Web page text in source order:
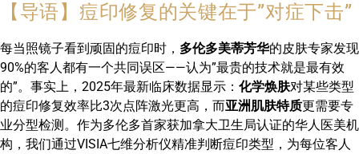
【导语】痘印修复的关键在于”对症下击”
每当照镜子看到顽固的痘印时， 多伦多美蒂芳华的皮肤专家发现
90%的客人都有一个共同误区——认为”最贵的技术就是最有效
的”。事实上，2025年最新临床数据显示： 化学焕肤对某些类型
的痘印修复效率比3次点阵激光更高，而亚洲肌肤特质更需要专
业分型检测。作为多伦多首家获加拿大卫生局认证的华人医美机
构，我们通过VISIA七维分析仪精准判断痘印类型，为每位客人